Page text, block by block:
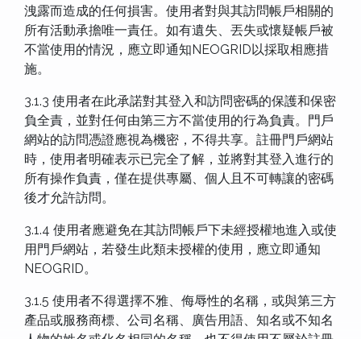
洩露而造成的任何損害。使用者對與其訪問帳戶相關的
所有活動承擔唯一責任。如有遺失、丟失或懷疑帳戶被
不當使用的情況，應立即通知NEOGRID以採取相應措
施。
3.1.3 使用者在此承諾對其登入和訪問密碼的保護和保密
負全責，並對任何由第三方不當使用的行為負責。門戶
網站的訪問憑證應視為機密，不得共享。註冊門戶網站
時，使用者明確表示已完全了解，並將對其登入進行的
所有操作負責，僅在提供專屬、個人且不可轉讓的密碼
後才允許訪問。
3.1.4 使用者應避免在其訪問帳戶下未經授權地進入或使
用門戶網站，若發生此類未授權的使用，應立即通知
NEOGRID。
3.1.5 使用者不得選擇不雅、侮辱性的名稱，或與第三方
產品或服務商標、公司名稱、廣告用語、知名或不知名